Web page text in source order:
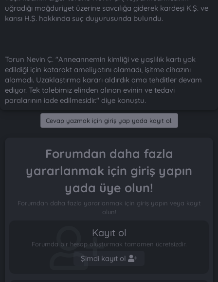
uğradığı mağduriyet üzerine savcılığa giderek kardeşi K.Ş. ve
karısı H.Ş. hakkında suç duyurusunda bulundu.
Torun Nevin Ç. "Anneannemin kimliği ve yaşlılık kartı yok
edildiği için katarakt ameliyatını olamadı, işitme cihazını
alamadı. Uzaklaştırma kararı aldırdık ama tehditler devam
ediyor. Tek talebimiz elinden alınan evinin ve tedavi
paralarının iade edilmesidir." diye konuştu.
Cevap yazmak için giriş yap yada kayıt ol.
Forumdan daha fazla
yararlanmak için giriş yapın
yada üye olun!
Forumdan daha fazla yararlanmak için giriş yapın veya kayıt
olun!
Kayıt ol
Forumda bir hesap oluşturmak tamamen ücretsizdir.
Şimdi kayıt ol